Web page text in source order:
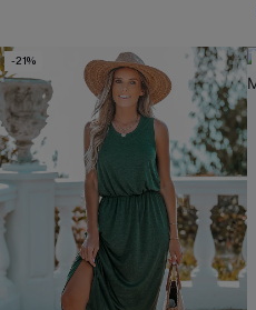
-21%